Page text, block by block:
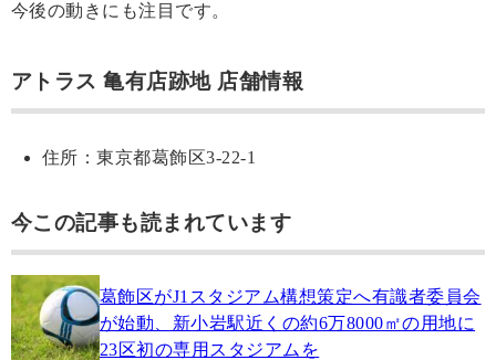
今後の動きにも注目です。
アトラス 亀有店跡地 店舗情報
住所：東京都葛飾区3-22-1
今この記事も読まれています
葛飾区がJ1スタジアム構想策定へ有識者委員会
が始動、新小岩駅近くの約6万8000㎡の用地に
23区初の専用スタジアムを